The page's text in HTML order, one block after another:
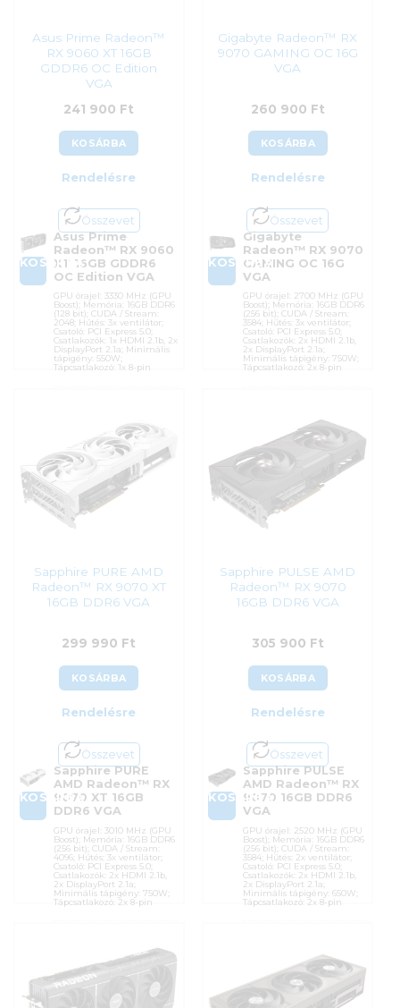
Asus Prime Radeon™
RX 9060 XT 16GB
GDDR6 OC Edition
VGA
241 900 Ft
KOSÁRBA
Rendelésre
Összevet
KOSÁRBA
Asus Prime
Radeon™ RX 9060
XT 16GB GDDR6
OC Edition VGA
GPU órajel: 3330 MHz (GPU
Boost); Memória: 16GB DDR6
(128 bit); CUDA / Stream:
2048; Hűtés: 3x ventilátor;
Csatoló: PCI Express 5.0;
Csatlakozók: 1x HDMI 2.1b, 2x
DisplayPort 2.1a; Minimális
tápigény: 550W;
Tápcsatlakozó: 1x 8-pin
Asus
Garanciaidő:
36 hónap
ÁFA:
Azonosító:
54726
241 900
Gigabyte Radeon™ RX
9070 GAMING OC 16G
VGA
260 900 Ft
KOSÁRBA
Rendelésre
Összevet
KOSÁRBA
Gigabyte
Radeon™ RX 9070
GAMING OC 16G
VGA
GPU órajel: 2700 MHz (GPU
Boost); Memória: 16GB DDR6
(256 bit); CUDA / Stream:
3584; Hűtés: 3x ventilátor;
Csatoló: PCI Express 5.0;
Csatlakozók: 2x HDMI 2.1b,
2x DisplayPort 2.1a;
Minimális tápigény: 750W;
Tápcsatlakozó: 2x 8-pin
AMD Radeon
Gyártó:Gigabyte
Garanciaidő:
Azonosító:52698
260 900
Sapphire PURE AMD
Radeon™ RX 9070 XT
16GB DDR6 VGA
299 990 Ft
KOSÁRBA
Rendelésre
Összevet
KOSÁRBA
Sapphire PURE
AMD Radeon™ RX
9070 XT 16GB
DDR6 VGA
GPU órajel: 3010 MHz (GPU
Boost); Memória: 16GB DDR6
(256 bit); CUDA / Stream:
4096; Hűtés: 3x ventilátor;
Csatoló: PCI Express 5.0;
Csatlakozók: 2x HDMI 2.1b,
2x DisplayPort 2.1a;
Minimális tápigény: 750W;
Tápcsatlakozó: 2x 8-pin
Sapphire
Garanciaidő:
36 hónap
ÁFA:
Sapphire PULSE AMD
Radeon™ RX 9070
16GB DDR6 VGA
305 900 Ft
KOSÁRBA
Rendelésre
Összevet
KOSÁRBA
Sapphire PULSE
AMD Radeon™ RX
9070 16GB DDR6
VGA
GPU órajel: 2520 MHz (GPU
Boost); Memória: 16GB DDR6
(256 bit); CUDA / Stream:
3584; Hűtés: 2x ventilátor;
Csatoló: PCI Express 5.0;
Csatlakozók: 2x HDMI 2.1b,
2x DisplayPort 2.1a;
Minimális tápigény: 650W;
Tápcsatlakozó: 2x 8-pin
Sapphire
Garanciaidő:36 hónap
ÁFA:27%